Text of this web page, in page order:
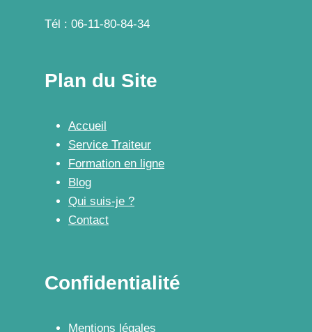
Tél : 06-11-80-84-34
Plan du Site
Accueil
Service Traiteur
Formation en ligne
Blog
Qui suis-je ?
Contact
Confidentialité
Mentions légales